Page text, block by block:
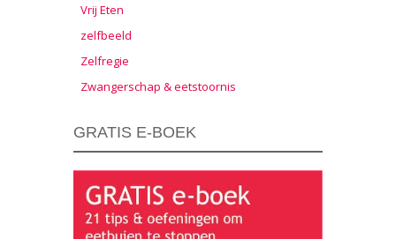
Vrij Eten
zelfbeeld
Zelfregie
Zwangerschap & eetstoornis
GRATIS E-BOEK